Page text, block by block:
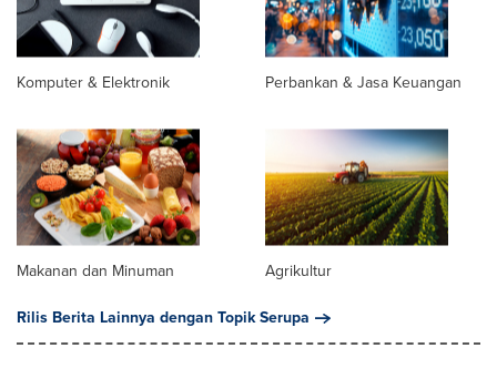
Komputer & Elektronik Perbankan & Jasa Keuangan
Makanan dan Minuman
Agrikultur
Rilis Berita Lainnya dengan Topik Serupa